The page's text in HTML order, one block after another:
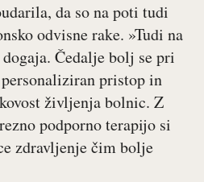
da so na poti tudi
odvisne rake. »Tudi na
Čedalje bolj se pri
pristop in
življenja bolnic. Z
podporno terapijo si
zdravljenje čim bolje